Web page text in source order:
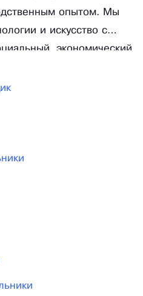
опытом. Мы
и искусство с
экономический